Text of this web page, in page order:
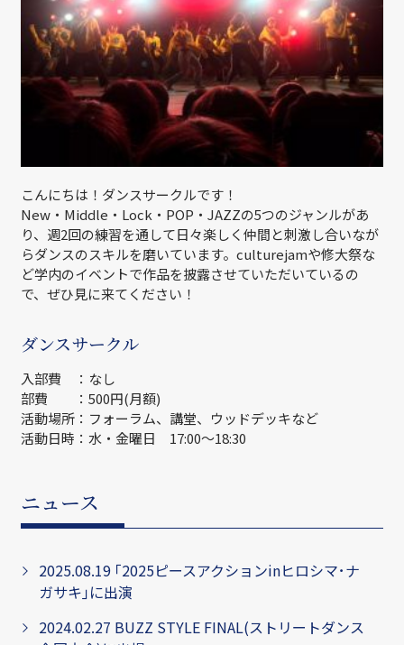
こんにちは！ダンスサークルです！
New・Middle・Lock・POP・JAZZの5つのジャンルがあ
り、週2回の練習を通して日々楽しく仲間と刺激し合いなが
らダンスのスキルを磨いています。culturejamや修大祭な
ど学内のイベントで作品を披露させていただいているの
で、ぜひ見に来てください！
ダンスサークル
入部費 ：なし
部費 ：500円(月額)
活動場所：フォーラム、講堂、ウッドデッキなど
活動日時：水・金曜日 17:00～18:30
ニュース
2025.08.19 ｢2025ピースアクションinヒロシマ･ナ
ガサキ｣に出演
2024.02.27 BUZZ STYLE FINAL(ストリートダンス